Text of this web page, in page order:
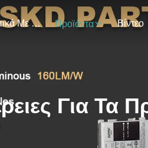
Σχετικά Με Εμάς Προϊόντα Βίντεο
Για Τα